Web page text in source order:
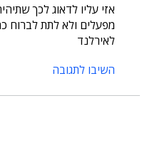
אזי עליו לדאוג לכך
מפעלים ולא לתת לברוח
לאירלנד
השיבו לתגובה